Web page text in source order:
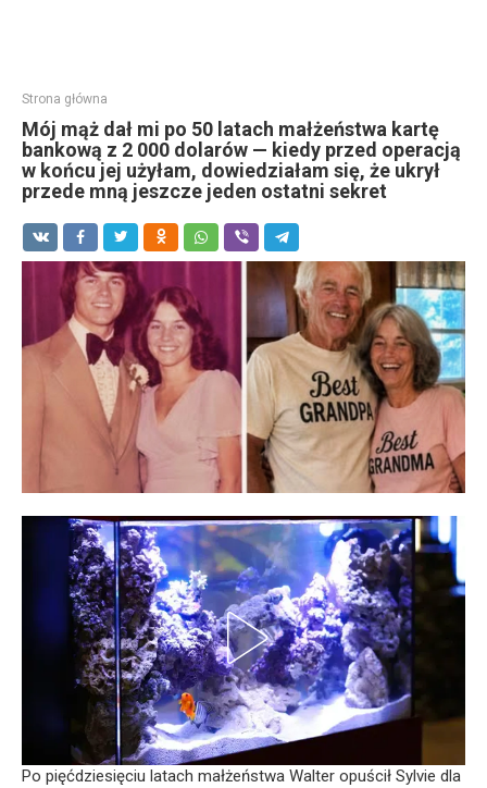
Strona główna
Mój mąż dał mi po 50 latach małżeństwa kartę
bankową z 2 000 dolarów — kiedy przed operacją
w końcu jej użyłam, dowiedziałam się, że ukrył
przede mną jeszcze jeden ostatni sekret
Po pięćdziesięciu latach małżeństwa Walter opuścił Sylvie dla